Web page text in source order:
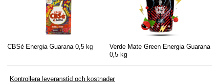
CBSé Energia Guarana 0,5 kg
Verde Mate Green Energia Guarana
0,5 kg
Kontrollera leveranstid och kostnader